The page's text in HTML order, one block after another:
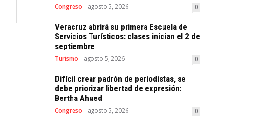
Congreso agosto 5, 2026 0
Veracruz abrirá su primera Escuela de
Servicios Turísticos: clases inician el 2 de
septiembre
Turismo agosto 5, 2026 0
Difícil crear padrón de periodistas, se
debe priorizar libertad de expresión:
Bertha Ahued
Congreso agosto 5, 2026 0